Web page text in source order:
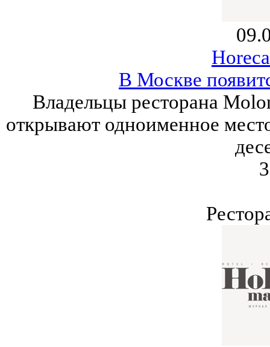
В Москве
Владельцы ресторана
открывают одноименное